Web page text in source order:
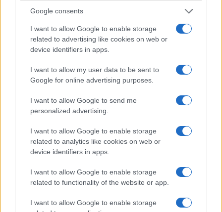
Google consents
I want to allow Google to enable storage
related to advertising like cookies on web or
device identifiers in apps.
I want to allow my user data to be sent to
Google for online advertising purposes.
I want to allow Google to send me
personalized advertising.
I want to allow Google to enable storage
related to analytics like cookies on web or
device identifiers in apps.
I want to allow Google to enable storage
related to functionality of the website or app.
I want to allow Google to enable storage
144.243 στρέμματα ανέρχεται η καμένη έκταση
σε Αττικοβοιωτία
5/08/2026 - 8:34πμ
ΕΛΛΑΔΑ
Καιρός: Χωρίς εκπλήξεις και σήμερα – Μέχρι
38°C η θερμοκρασία, έως 7 μποφόρ οι άνεμοι